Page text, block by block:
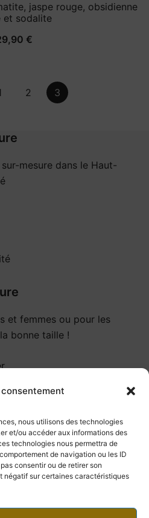
nous utilisons des technologies
et/ou accéder aux informations des
technologies nous permettra de
de navigation ou les ID
consentir ou de retirer son
négatif sur certaines caractéristiques
jaspe rouge, obsidienne
et sodalite
€
2 3
mesure dans le Haut-
et femmes ou pour les
bonne taille !
à s’offrir
et éthiques
selon vos souhaits
qui vous ressemble